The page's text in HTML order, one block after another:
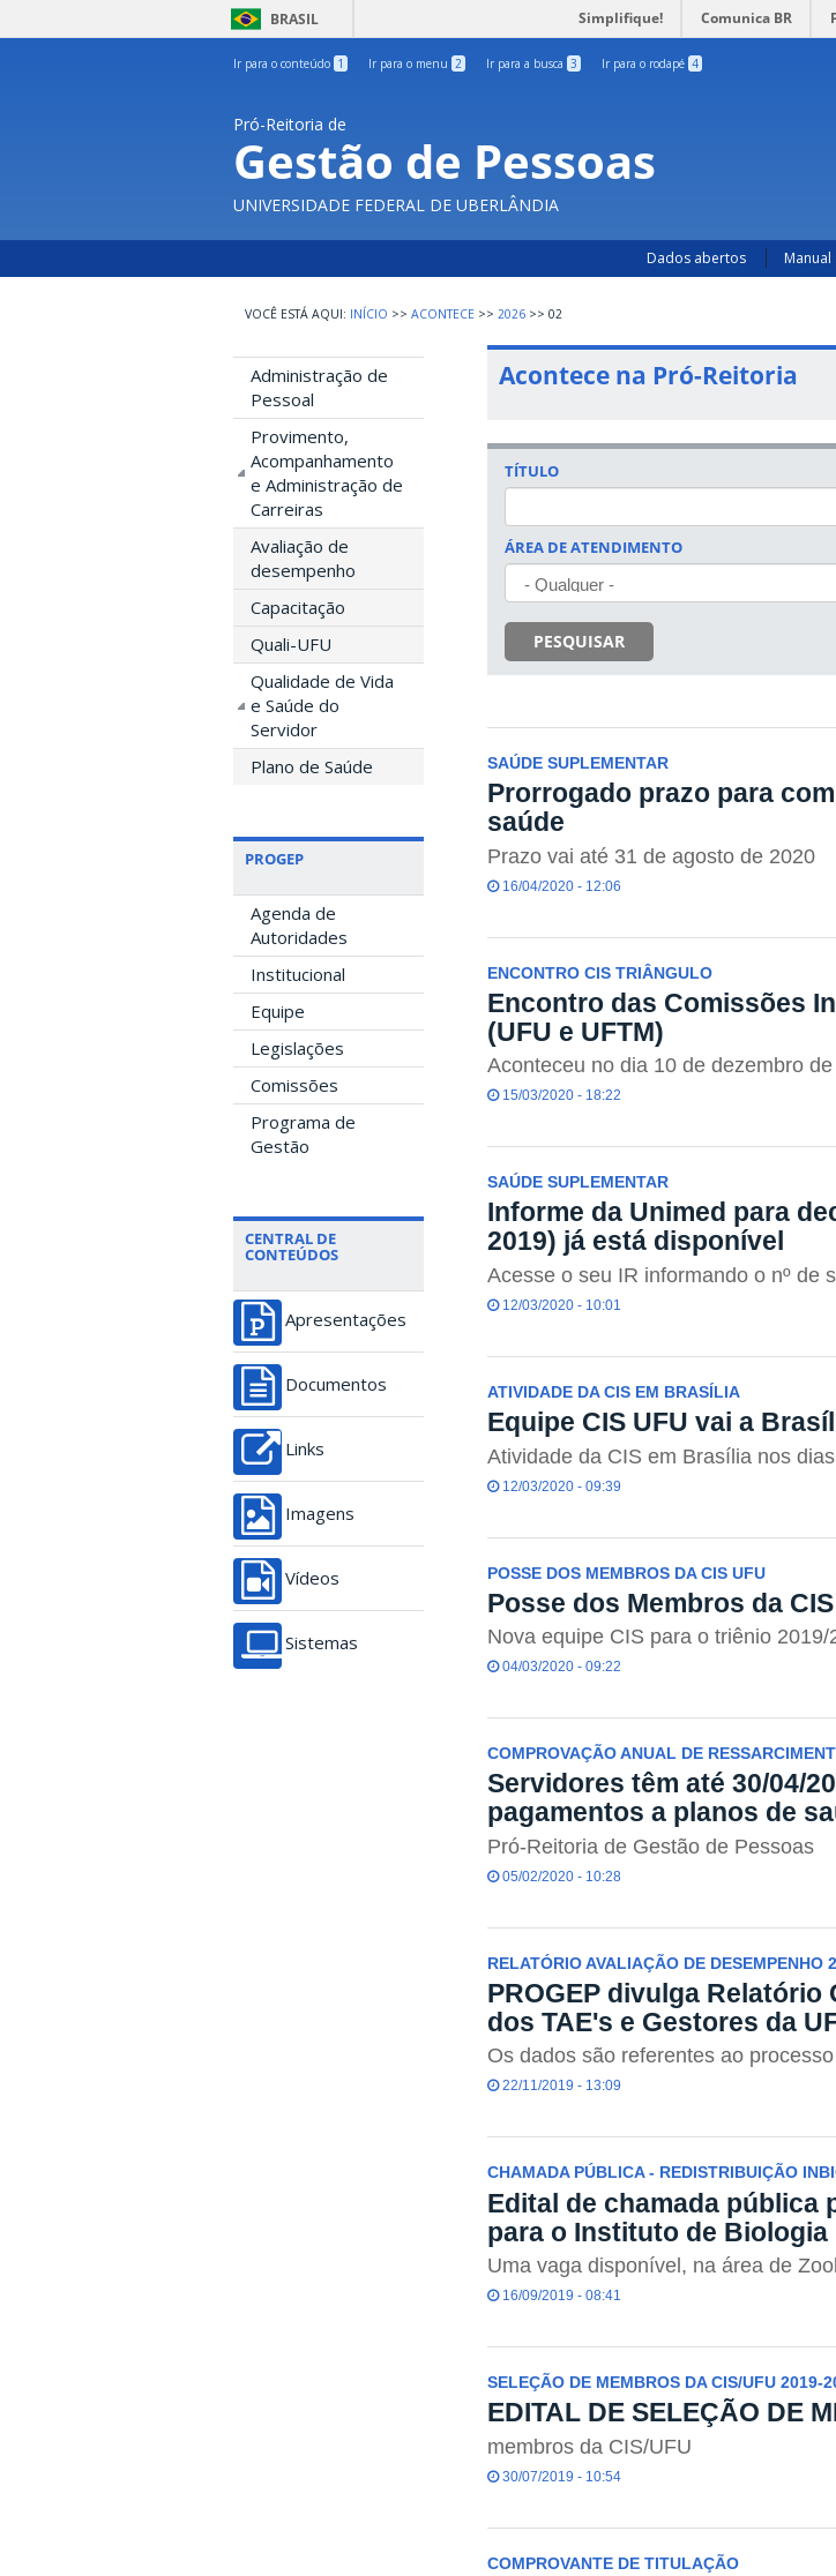
BRASIL Simplifique! Comunica BR
Ir para o conteúdo 1 Ir para o menu 2 Ir para a busca 3 Ir para o rodapé 4
Pró-Reitoria de
Gestão de Pessoas
UNIVERSIDADE FEDERAL DE UBERLÂNDIA
Dados abertos
INÍCIO >> ACONTECE >> 2026 >> 02
Administração de
Pessoal
Provimento,
Acompanhamento
e Administração de
Carreiras
Avaliação de
desempenho
Capacitação
Quali-UFU
Qualidade de Vida
e Saúde do
Servidor
Plano de Saúde
PROGEP
Agenda de
Autoridades
Institucional
Equipe
Legislações
Comissões
Programa de
Gestão
CENTRAL DE
CONTEÚDOS
Apresentações
Documentos
Links
Imagens
Vídeos
Sistemas
Acontece na Pró-Reitoria
TÍTULO
ÁREA DE ATENDIMENTO
PESQUISAR
SAÚDE SUPLEMENTAR
Prorrogado prazo para
saúde
Prazo vai até 31 de agosto de 2020
16/04/2020 - 12:06
ENCONTRO CIS TRIÂNGULO
Encontro das Comissões
(UFU e UFTM)
Aconteceu no dia 10 de dezembro
15/03/2020 - 18:22
SAÚDE SUPLEMENTAR
Informe da Unimed para
2019) já está disponível
Acesse o seu IR informando o nº de
12/03/2020 - 10:01
ATIVIDADE DA CIS EM BRASÍLIA
Equipe CIS UFU vai a
Atividade da CIS em Brasília nos
12/03/2020 - 09:39
POSSE DOS MEMBROS DA CIS UFU
Posse dos Membros da
Nova equipe CIS para o triênio 2019/
04/03/2020 - 09:22
COMPROVAÇÃO ANUAL DE
Servidores têm até 30/04/
pagamentos a planos de
Pró-Reitoria de Gestão de Pessoas
05/02/2020 - 10:28
RELATÓRIO AVALIAÇÃO DE DESEMPENHO
PROGEP divulga Relatório
dos TAE's e Gestores da
Os dados são referentes ao
22/11/2019 - 13:09
CHAMADA PÚBLICA - REDISTRIBUIÇÃO
Edital de chamada
para o Instituto de Biologia
Uma vaga disponível, na área de
16/09/2019 - 08:41
SELEÇÃO DE MEMBROS DA CIS/UFU 2019-
EDITAL DE SELEÇÃO DE
membros da CIS/UFU
30/07/2019 - 10:54
COMPROVANTE DE TITULAÇÃO